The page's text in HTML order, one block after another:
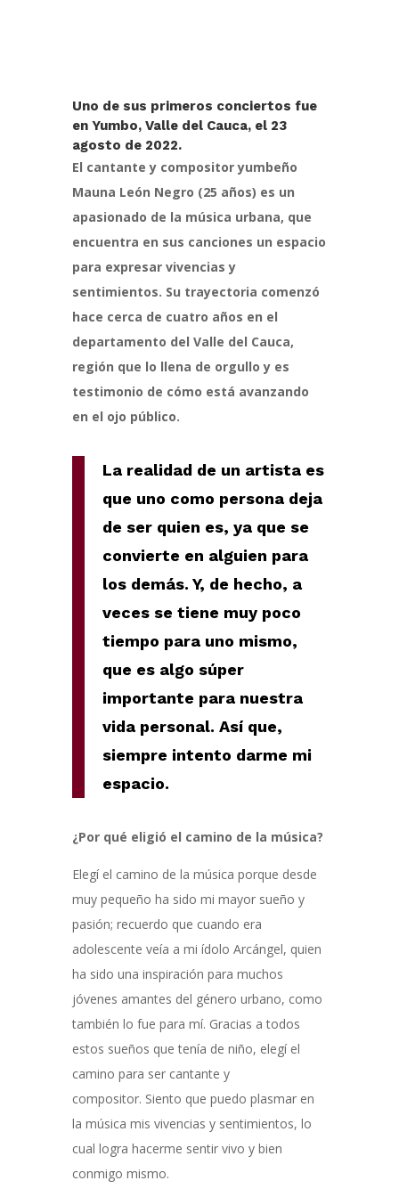
Uno de sus primeros conciertos fue
en Yumbo, Valle del Cauca, el 23
agosto de 2022.
El cantante y compositor yumbeño
Mauna León Negro (25 años) es un
apasionado de la música urbana, que
encuentra en sus canciones un espacio
para expresar vivencias y
sentimientos. Su trayectoria comenzó
hace cerca de cuatro años en el
departamento del Valle del Cauca,
región que lo llena de orgullo y es
testimonio de cómo está avanzando
en el ojo público.
La realidad de un artista es
que uno como persona deja
de ser quien es, ya que se
convierte en alguien para
los demás. Y, de hecho, a
veces se tiene muy poco
tiempo para uno mismo,
que es algo súper
importante para nuestra
vida personal. Así que,
siempre intento darme mi
espacio.
¿Por qué eligió el camino de la música?
Elegí el camino de la música porque desde
muy pequeño ha sido mi mayor sueño y
pasión; recuerdo que cuando era
adolescente veía a mi ídolo Arcángel, quien
ha sido una inspiración para muchos
jóvenes amantes del género urbano, como
también lo fue para mí. Gracias a todos
estos sueños que tenía de niño, elegí el
camino para ser cantante y
compositor. Siento que puedo plasmar en
la música mis vivencias y sentimientos, lo
cual logra hacerme sentir vivo y bien
conmigo mismo.